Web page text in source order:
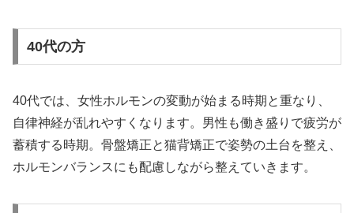
40代の方
40代では、女性ホルモンの変動が始まる時期と重なり、
自律神経が乱れやすくなります。男性も働き盛りで疲労が
蓄積する時期。骨盤矯正と猫背矯正で姿勢の土台を整え、
ホルモンバランスにも配慮しながら整えていきます。